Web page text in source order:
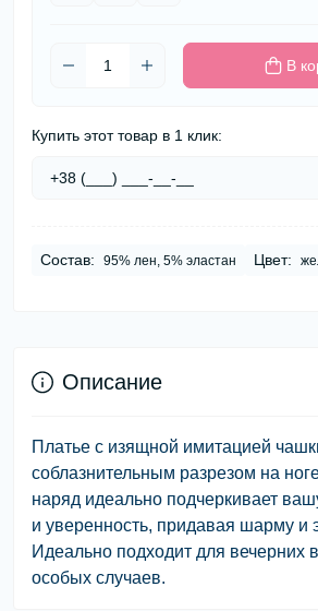
В
Купить этот товар в 1 клик:
Состав: 95% лен, 5% эластан Цвет:
Описание
Платье с изящной имитацией
соблазнительным разрезом на
наряд идеально подчеркивает
и уверенность, придавая шарму и
Идеально подходит для вечерних
особых случаев.